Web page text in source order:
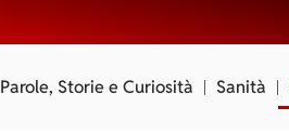
Parole, Storie e Curiosità Sanità